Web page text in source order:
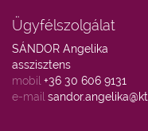
Ügyfélszolgálat
SÁNDOR Angelika
asszisztens
mobil +36 30 606 9131
e-mail